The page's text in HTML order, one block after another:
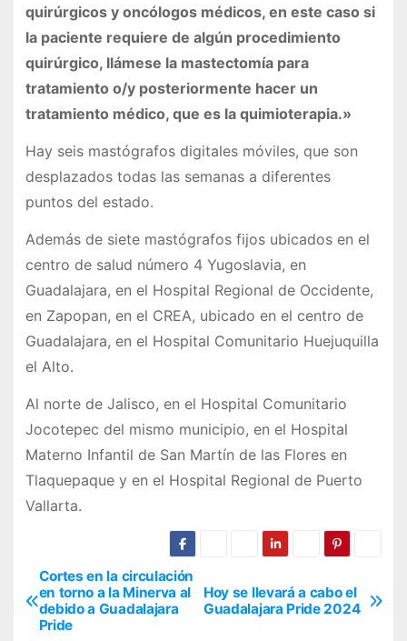
quirúrgicos y oncólogos médicos, en este caso si
la paciente requiere de algún procedimiento
quirúrgico, llámese la mastectomía para
tratamiento o/y posteriormente hacer un
tratamiento médico, que es la quimioterapia.»
Hay seis mastógrafos digitales móviles, que son
desplazados todas las semanas a diferentes
puntos del estado.
Además de siete mastógrafos fijos ubicados en el
centro de salud número 4 Yugoslavia, en
Guadalajara, en el Hospital Regional de Occidente,
en Zapopan, en el CREA, ubicado en el centro de
Guadalajara, en el Hospital Comunitario Huejuquilla
el Alto.
Al norte de Jalisco, en el Hospital Comunitario
Jocotepec del mismo municipio, en el Hospital
Materno Infantil de San Martín de las Flores en
Tlaquepaque y en el Hospital Regional de Puerto
Vallarta.
N
a
Hoy se llevará a cabo el
Guadalajara Pride 2024
Cortes en la circulación
en torno a la Minerva al
debido a Guadalajara
Pride